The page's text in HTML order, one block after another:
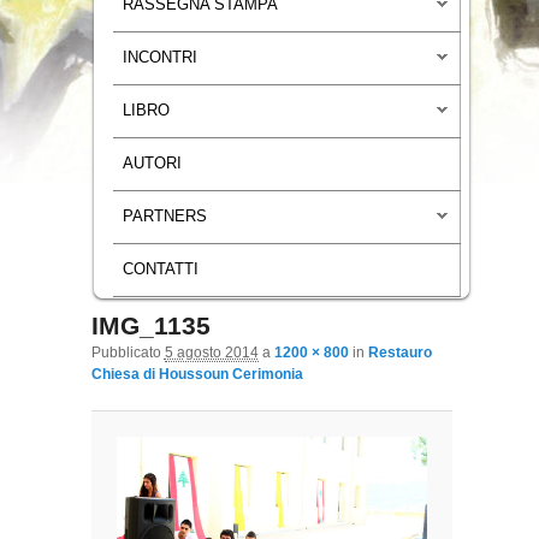
RASSEGNA STAMPA
INCONTRI
LIBRO
AUTORI
PARTNERS
CONTATTI
Navigazione immagini
IMG_1135
Pubblicato 5 agosto 2014a 1200 × 800in Restauro
Chiesa di Houssoun Cerimonia